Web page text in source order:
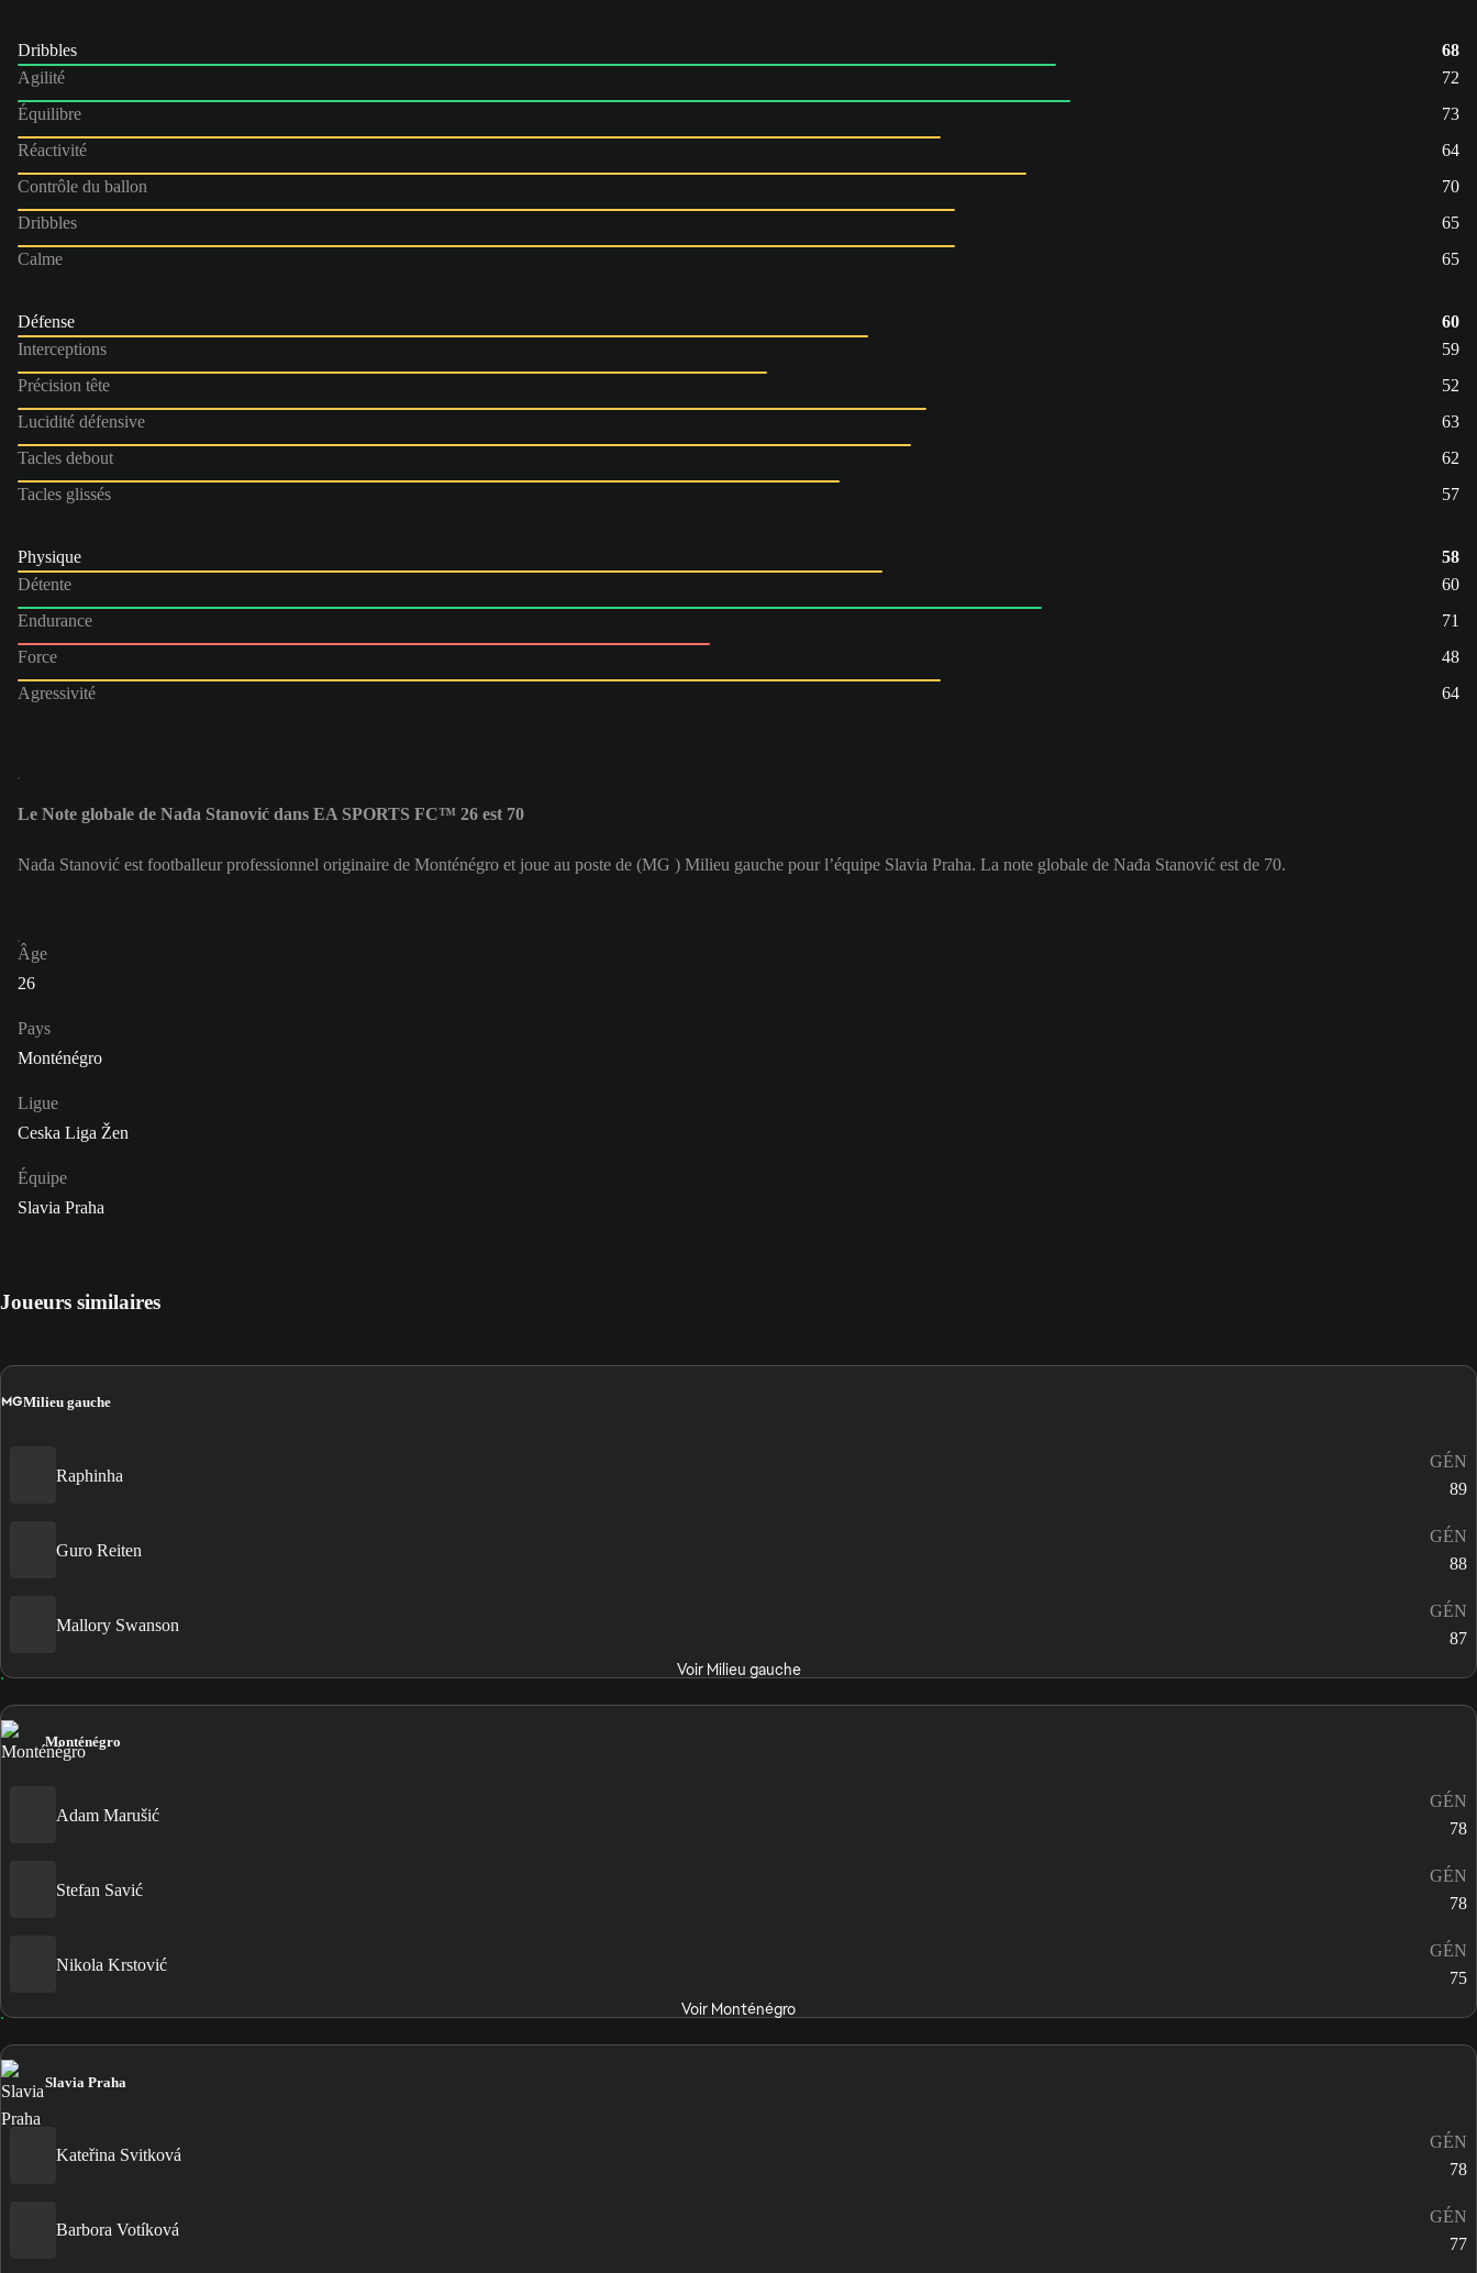
Dribbles
68
Agilité
72
Équilibre
73
Réactivité
64
Contrôle du ballon
70
Dribbles
65
Calme
65
Défense
60
Interceptions
59
Précision tête
52
Lucidité défensive
63
Tacles debout
62
Tacles glissés
57
Physique
58
Détente
60
Endurance
71
Force
48
Agressivité
64
Le Note globale de Nađa Stanović dans EA SPORTS FC™ 26 est 70
Nađa Stanović est footballeur professionnel originaire de Monténégro et joue au poste de (MG ) Milieu gauche pour l’équipe Slavia Praha. La note globale de Nađa Stanović est de 70.
Âge
26
Pays
Monténégro
Ligue
Ceska Liga Žen
Équipe
Slavia Praha
Joueurs similaires
MGMilieu gauche
Raphinha
GÉN
89
Guro Reiten
GÉN
88
Mallory Swanson
GÉN
87
Voir Milieu gauche
Monténégro
Adam Marušić
GÉN
78
Stefan Savić
GÉN
78
Nikola Krstović
GÉN
75
Voir Monténégro
Slavia Praha
Kateřina Svitková
GÉN
78
Barbora Votíková
GÉN
77